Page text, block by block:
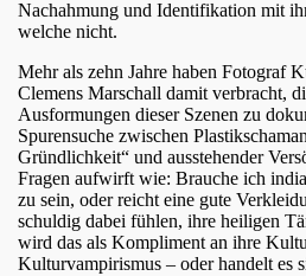
Nachahmung und Identifikation mit
welche nicht.
Mehr als zehn Jahre haben Fotograf
Clemens Marschall damit verbracht,
Ausformungen dieser Szenen zu
Spurensuche zwischen
Gründlichkeit“ und ausstehender
Fragen aufwirft wie: Brauche ich
zu sein, oder reicht eine gute
schuldig dabei fühlen, ihre heiligen
wird das als Kompliment an ihre
Kulturvampirismus – oder handelt es